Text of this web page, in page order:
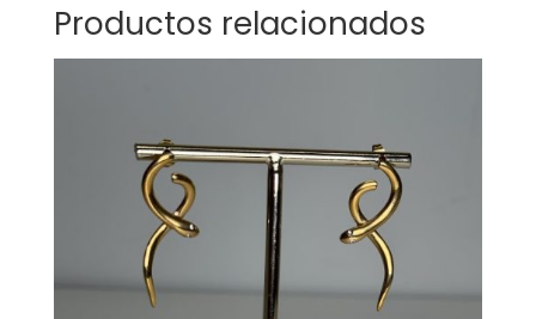
Productos relacionados